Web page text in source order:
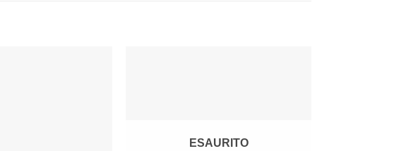
ESAURITO